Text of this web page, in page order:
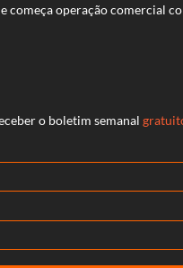
começa operação comercial
o boletim semanal